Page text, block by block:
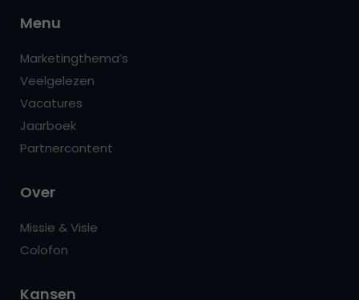
Menu
Marketingthema’s
Veelgelezen
Vacatures
Jaarboek
Partnercontent
Over
Missie & Visie
Colofon
Kansen